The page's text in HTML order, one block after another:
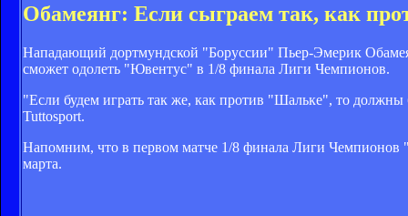
Обамеянг: Если сыграем так, как
Нападающий дортмундской "Боруссии" Пьер-Эмерик
сможет одолеть "Ювентус" в 1/8 финала Лиги Чемпионов.
"Если будем играть так же, как против "Шальке", то
Tuttosport.
Напомним, что в первом матче 1/8 финала Лиги Чемпионов
марта.